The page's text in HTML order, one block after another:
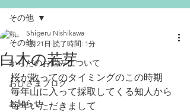
その他
からだのお悩みについて
おひさまブログ
お知らせ
その他
白木の若芽
Shigeru Nishikawa
4月21日 読了時間: 1分
桜が散ってのタイミングのこの時期
毎年山に入って採取してくる知人から
毎年いただきまして